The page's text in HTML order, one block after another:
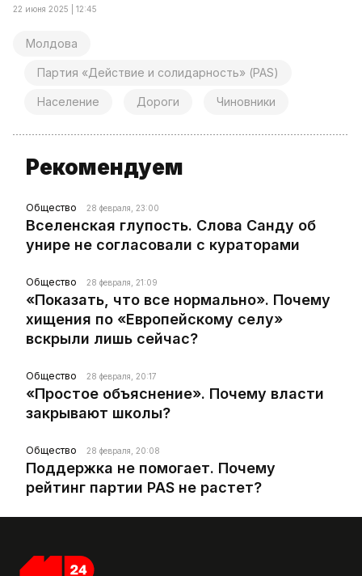
22 июня 2025 | 12:45
Молдова
Партия «Действие и солидарность» (PAS)
Население Дороги Чиновники
Рекомендуем
Общество 28 февраля, 23:00
Вселенская глупость. Слова Санду об
унире не согласовали с кураторами
Общество 28 февраля, 21:09
«Показать, что все нормально». Почему
хищения по «Европейскому селу»
вскрыли лишь сейчас?
Общество 28 февраля, 20:17
«Простое объяснение». Почему власти
закрывают школы?
Общество 28 февраля, 20:08
Поддержка не помогает. Почему
рейтинг партии PAS не растет?